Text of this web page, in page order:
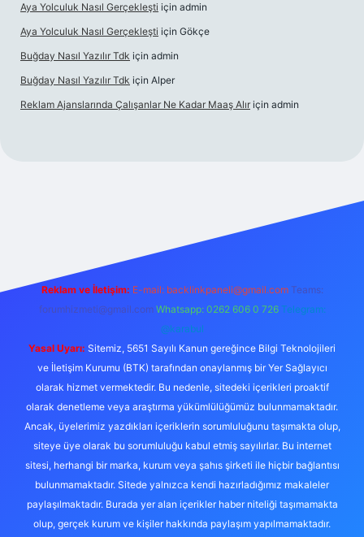
Aya Yolculuk Nasıl Gerçekleşti için admin
Aya Yolculuk Nasıl Gerçekleşti için Gökçe
Buğday Nasıl Yazılır Tdk için admin
Buğday Nasıl Yazılır Tdk için Alper
Reklam Ajanslarında Çalışanlar Ne Kadar Maaş Alır için admin
Reklam ve İletişim: E-mail: backlinkpaneli@gmail.com Teams:
forumhizmeti@gmail.com Whatsapp: 0262 606 0 726 Telegram:
@karabul
Yasal Uyarı: Sitemiz, 5651 Sayılı Kanun gereğince Bilgi Teknolojileri
ve İletişim Kurumu (BTK) tarafından onaylanmış bir Yer Sağlayıcı
olarak hizmet vermektedir. Bu nedenle, sitedeki içerikleri proaktif
olarak denetleme veya araştırma yükümlülüğümüz bulunmamaktadır.
Ancak, üyelerimiz yazdıkları içeriklerin sorumluluğunu taşımakta olup,
siteye üye olarak bu sorumluluğu kabul etmiş sayılırlar. Bu internet
sitesi, herhangi bir marka, kurum veya şahıs şirketi ile hiçbir bağlantısı
bulunmamaktadır. Sitede yalnızca kendi hazırladığımız makaleler
paylaşılmaktadır. Burada yer alan içerikler haber niteliği taşımamakta
olup, gerçek kurum ve kişiler hakkında paylaşım yapılmamaktadır.